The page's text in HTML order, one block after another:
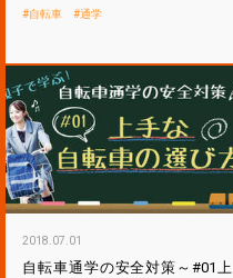
自転車 通学
2018.07.01
自転車通学の安全対策～#01上